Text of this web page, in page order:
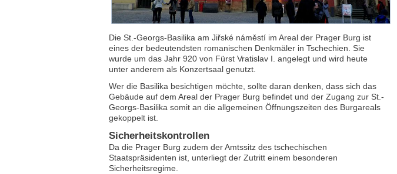
Die St.-Georgs-Basilika am Jiřské náměstí im Areal der Prager Burg ist
eines der bedeutendsten romanischen Denkmäler in Tschechien. Sie
wurde um das Jahr 920 von Fürst Vratislav I. angelegt und wird heute
unter anderem als Konzertsaal genutzt.
Wer die Basilika besichtigen möchte, sollte daran denken, dass sich das
Gebäude auf dem Areal der Prager Burg befindet und der Zugang zur St.-
Georgs-Basilika somit an die allgemeinen Öffnungszeiten des Burgareals
gekoppelt ist.
Sicherheitskontrollen
Da die Prager Burg zudem der Amtssitz des tschechischen
Staatspräsidenten ist, unterliegt der Zutritt einem besonderen
Sicherheitsregime.